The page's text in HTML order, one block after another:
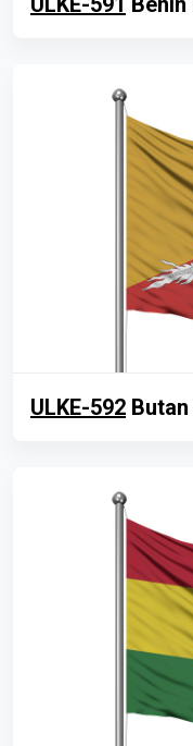
ULKE-592 Butan